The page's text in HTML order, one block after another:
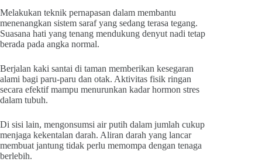
Melakukan teknik pernapasan dalam membantu
menenangkan sistem saraf yang sedang terasa tegang.
Suasana hati yang tenang mendukung denyut nadi tetap
berada pada angka normal.
Berjalan kaki santai di taman memberikan kesegaran
alami bagi paru-paru dan otak. Aktivitas fisik ringan
secara efektif mampu menurunkan kadar hormon stres
dalam tubuh.
Di sisi lain, mengonsumsi air putih dalam jumlah cukup
menjaga kekentalan darah. Aliran darah yang lancar
membuat jantung tidak perlu memompa dengan tenaga
berlebih.